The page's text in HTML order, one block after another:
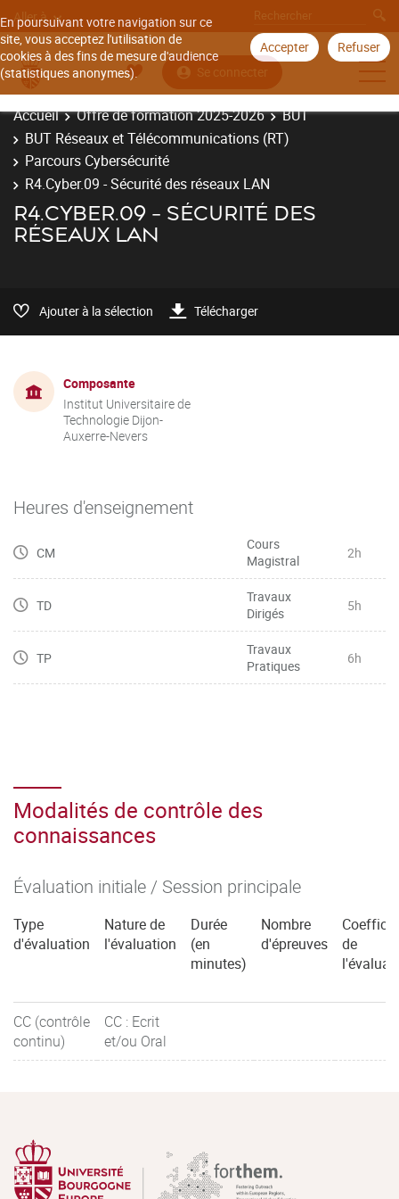
En poursuivant votre navigation sur ce
site, vous acceptez l'utilisation de
cookies à des fins de mesure d'audience
(statistiques anonymes).
Accepter Refuser
Aller à
Se connecter
Accueil Offre de formation 2025-2026
BUT
BUT Réseaux et Télécommunications (RT)
Parcours Cybersécurité
R4.Cyber.09 - Sécurité des réseaux LAN
R4.CYBER.09 - SÉCURITÉ DES
RÉSEAUX LAN
Ajouter à la sélection Télécharger
Composante
Institut Universitaire de
Technologie Dijon-
Auxerre-Nevers
Heures d'enseignement
CM
Cours
Magistral
2h
TD
Travaux
Dirigés
5h
TP
Travaux
Pratiques
6h
Modalités de contrôle des
connaissances
Évaluation initiale / Session principale
Type
d'évaluation
Nature de
l'évaluation
Durée
(en
minutes)
Nombre
d'épreuves
de
CC (contrôle
continu)
CC : Ecrit
et/ou Oral